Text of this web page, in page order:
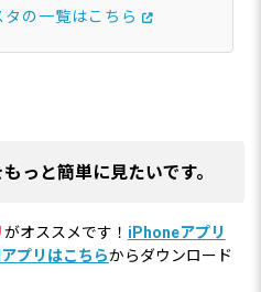
の一覧はこちら
っと簡単に見たいです。
がオススメです！ iPhoneアプリ
プリはこちらからダウンロード